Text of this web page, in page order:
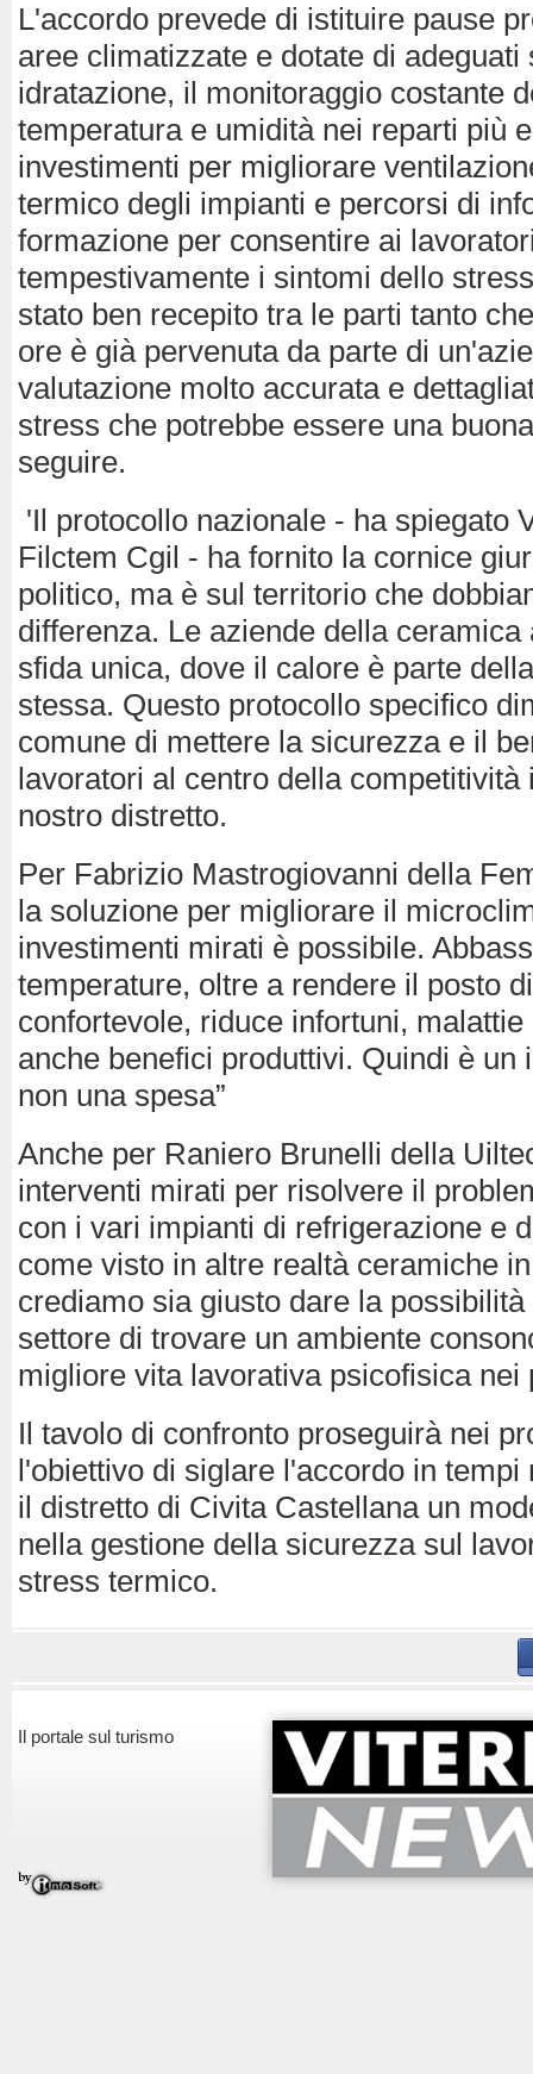
L'accordo prevede di istituire pause
aree climatizzate e dotate di adeguati
idratazione, il monitoraggio costante
temperatura e umidità nei reparti più
investimenti per migliorare
termico degli impianti e percorsi di
formazione per consentire ai
tempestivamente i sintomi dello
stato ben recepito tra le parti tanto
ore è già pervenuta da parte di
valutazione molto accurata e
stress che potrebbe essere una
seguire.
'Il protocollo nazionale - ha spiegato
Filctem Cgil - ha fornito la cornice
politico, ma è sul territorio che
differenza. Le aziende della ceramica
sfida unica, dove il calore è parte
stessa. Questo protocollo specifico
comune di mettere la sicurezza e il
lavoratori al centro della competitività
nostro distretto.
Per Fabrizio Mastrogiovanni della
la soluzione per migliorare il
investimenti mirati è possibile.
temperature, oltre a rendere il posto
confortevole, riduce infortuni,
anche benefici produttivi. Quindi è un
non una spesa”
Anche per Raniero Brunelli della
interventi mirati per risolvere il
con i vari impianti di refrigerazione e
come visto in altre realtà ceramiche
crediamo sia giusto dare la
settore di trovare un ambiente
migliore vita lavorativa psicofisica nei
Il tavolo di confronto proseguirà nei
l'obiettivo di siglare l'accordo in tempi
il distretto di Civita Castellana un
nella gestione della sicurezza sul
stress termico.
Il portale sul turismo